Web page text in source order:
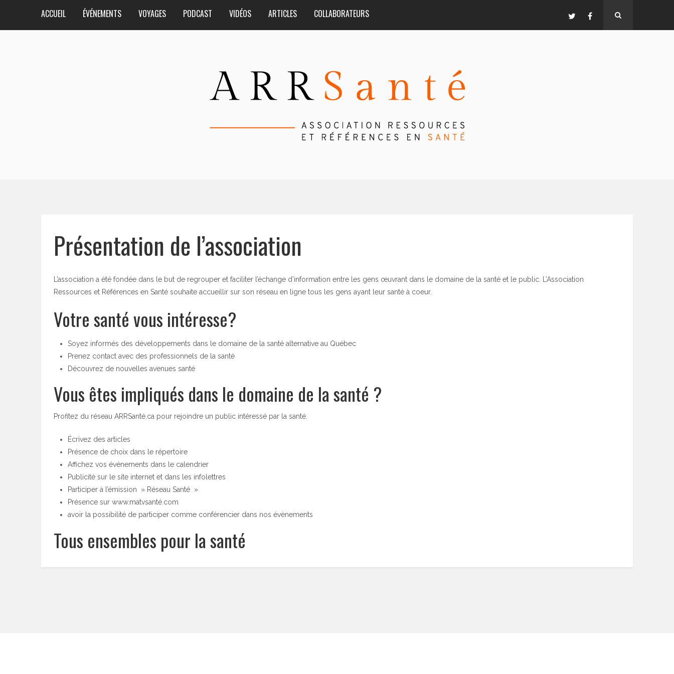
ACCUEIL ÉVÉNEMENTS VOYAGES PODCAST VIDÉOS ARTICLES COLLABORATEURS
Présentation de l’association
L’association a été fondée dans le but de regrouper et faciliter l’échange d’information entre les gens œuvrant dans le domaine de la santé et le public. L’Association
Ressources et Références en Santé souhaite accueillir sur son réseau en ligne tous les gens ayant leur santé à coeur.
Votre santé vous intéresse?
Soyez informés des développements dans le domaine de la santé alternative au Québec
Prenez contact avec des professionnels de la santé
Découvrez de nouvelles avenues santé
Vous êtes impliqués dans le domaine de la santé ?
Profitez du réseau ARRSanté.ca pour rejoindre un public intéressé par la santé.
Écrivez des articles
Présence de choix dans le répertoire
Affichez vos événements dans le calendrier
Publicité sur le site internet et dans les infolettres
Participer à l’émission » Réseau Santé »
Présence sur www.matvsanté.com
avoir la possibilité de participer comme conférencier dans nos évènements
Tous ensembles pour la santé